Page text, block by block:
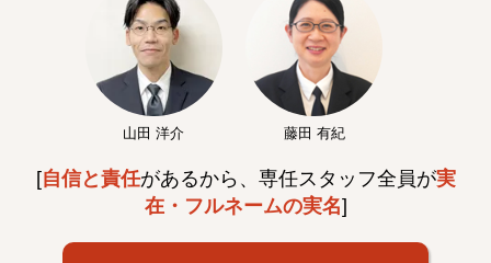
山田 洋介 藤田 有紀
[自信と責任があるから、専任スタッフ全員が実
在・フルネームの実名]